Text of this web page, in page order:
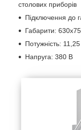
столових приборів
Підключення до
Габарити:
Потужність:
Напруга: 380 В